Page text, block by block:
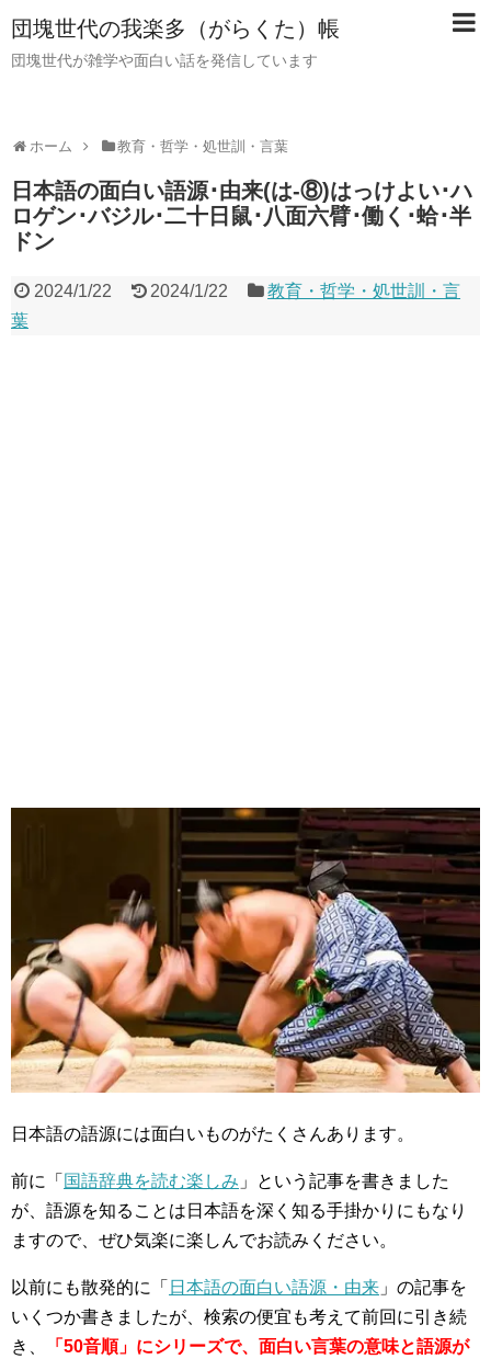
団塊世代の我楽多（がらくた）帳
団塊世代が雑学や面白い話を発信しています
ホーム 教育・哲学・処世訓・言葉
日本語の面白い語源･由来(は-⑧)はっけよい･ハ
ロゲン･バジル･二十日鼠･八面六臂･働く･蛤･半
ドン
2024/1/22 2024/1/22
教育・哲学・処世訓・言
葉
日本語の語源には面白いものがたくさんあります。
前に「 国語辞典を読む楽しみ 」という記事を書きました
が、語源を知ることは日本語を深く知る手掛かりにもなり
ますので、ぜひ気楽に楽しんでお読みください。
以前にも散発的に「 日本語の面白い語源・由来 」の記事を
いくつか書きましたが、検索の便宜も考えて前回に引き続
き、
「50音順」にシリーズで、面白い言葉の意味と語源が